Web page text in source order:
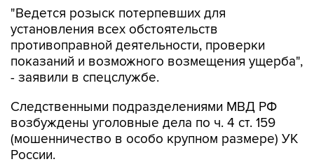
противоправной деятельности, проверки
показаний и возможного возмещения ущерба",
- заявили в спецслужбе.
Следственными подразделениями МВД РФ
(мошенничество в особо крупном размере) УК
России.
"Сотрудникам криптообменника и курьерам